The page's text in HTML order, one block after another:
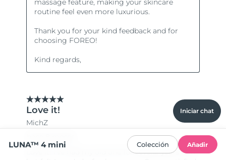
Iniciar chat
LUNA™ 4 mini Colección Añadir